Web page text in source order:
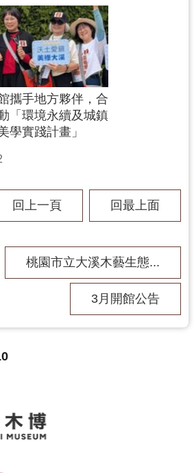
攜手地方夥伴，合
「環境永續及城鎮
學實踐計畫」
回上一頁 回最上面
桃園市立大溪木藝生態...
3月開館公告